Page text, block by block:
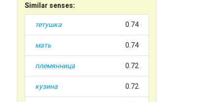
Similar senses:
тетушка 0.74
мать 0.74
племянница 0.72
кузина 0.72